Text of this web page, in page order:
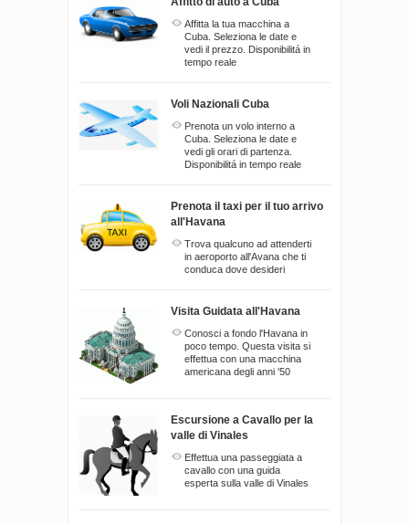
Affitta la tua macchina a
Cuba. Seleziona le date e
vedi il prezzo. Disponibilitá in
tempo reale
Voli Nazionali Cuba
Prenota un volo interno a
Cuba. Seleziona le date e
vedi gli orari di partenza.
Disponibilitá in tempo reale
Prenota il taxi per il tuo arrivo
all'Havana
Trova qualcuno ad attenderti
in aeroporto all'Avana che ti
conduca dove desideri
Visita Guidata all'Havana
Conosci a fondo l'Havana in
poco tempo. Questa visita si
effettua con una macchina
americana degli anni '50
Escursione a Cavallo per la
valle di Vinales
Effettua una passeggiata a
cavallo con una guida
esperta sulla valle di Vinales